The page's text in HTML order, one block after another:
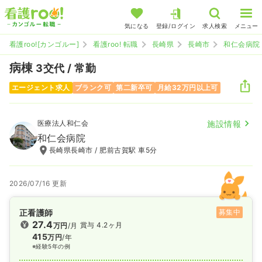
気になる 登録/ログイン 求人検索 メニュー
看護roo![カンゴルー] 看護roo! 転職 長崎県 長崎市 和仁会病院
病棟 3交代 / 常勤
エージェント求人 ブランク可 第二新卒可 月給32万円以上可
医療法人和仁会 施設情報
和仁会病院
長崎県長崎市 / 肥前古賀駅 車5分
2026/07/16 更新
正看護師 募集中
27.4万円/月
415万円/年
※経験5年の例
賞与 4.2ヶ月